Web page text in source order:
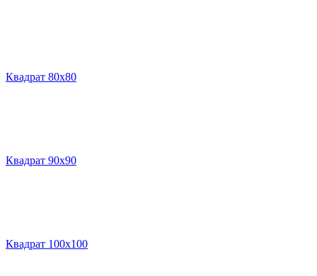
Квадрат 80х80
Квадрат 90х90
Квадрат 100х100